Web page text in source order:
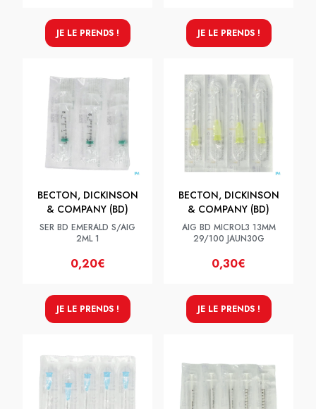
JE LE PRENDS ! JE LE PRENDS !
BECTON, DICKINSON
& COMPANY (BD)
SER BD EMERALD S/AIG
2ML 1
0,20€
JE LE PRENDS !
BECTON, DICKINSON
& COMPANY (BD)
AIG BD MICROL3 13MM
29/100 JAUN30G
0,30€
JE LE PRENDS !